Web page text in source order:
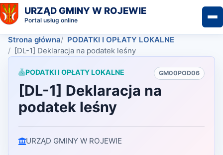
URZĄD GMINY W ROJEWIE
Portal usług online
Strona główna
PODATKI I OPŁATY LOKALNE
[DL-1] Deklaracja na podatek leśny
PODATKI I OPŁATY LOKALNE GM00POD06
[DL-1] Deklaracja na
podatek leśny
URZĄD GMINY W ROJEWIE